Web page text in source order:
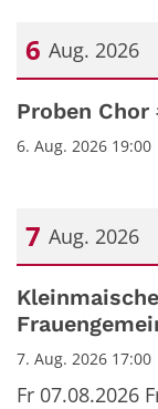
6 Aug. 2026
Datum: 6.
Proben
6. Aug. 2026 19:00
7 Aug. 2026
Datum: 7.
7. Aug. 2026 17:00
Fr 07.08.2026